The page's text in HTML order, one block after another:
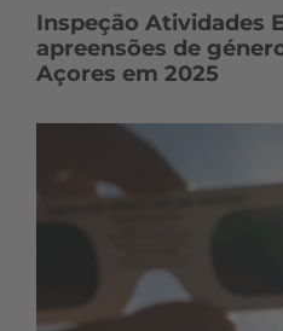
Inspeção Atividades
apreensões de
Açores em 2025